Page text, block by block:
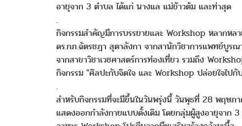
อายุจาก 3 ตำบล ได้แก่ นางแล แม่ข้าวต้ม และท่าสุด
.
กิจกรรมสำคัญมีการบรรยายและ Workshop หลากหล
ดร.กภ.ฉัตรชฎา สุตาลังกา จากสานักวิชาการแพทย์บูรณ
จากสาขาวิชาเวชศาสตร์การท่องเที่ยว รวมถึง
กิจกรรม "ศิลปะกับจิตใจ และ Workshop ปล่อยใจไปกั
.
สำหรับกิจกรรมที่จะมีขึ้นในวันพรุ่งนี้ วันพุธที่ 28 พฤษภ
แสดงออกกำลังกายแบบดั้งเดิม โดยกลุ่มผู้สูงอายุจาก 3